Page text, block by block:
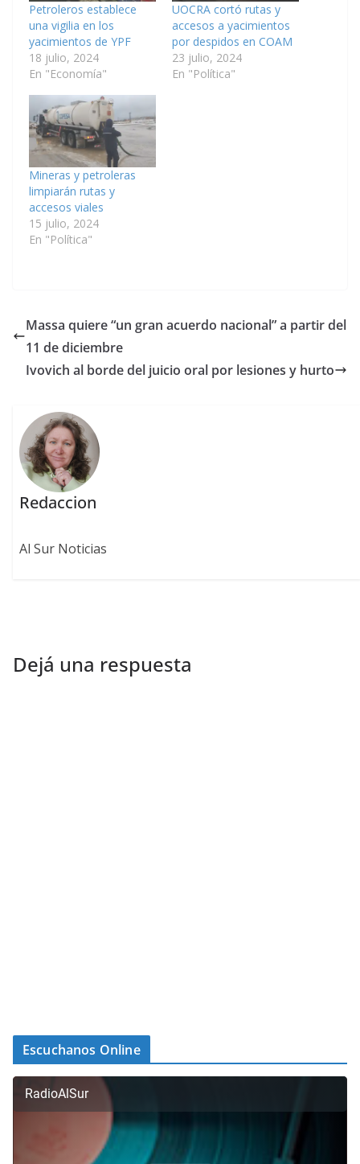
Petroleros establece
una vigilia en los
yacimientos de YPF
18 julio, 2024
En "Economía"
UOCRA cortó rutas y
accesos a yacimientos
por despidos en COAM
23 julio, 2024
En "Política"
Mineras y petroleras
limpiarán rutas y
accesos viales
15 julio, 2024
En "Política"
Massa quiere “un gran acuerdo nacional” a partir del
11 de diciembre
Ivovich al borde del juicio oral por lesiones y hurto
Redaccion
Al Sur Noticias
Dejá una respuesta
Escuchanos Online